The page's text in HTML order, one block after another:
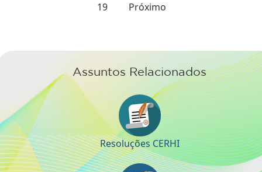
19
Próximo
Assuntos Relacionados
Resoluções CERHI